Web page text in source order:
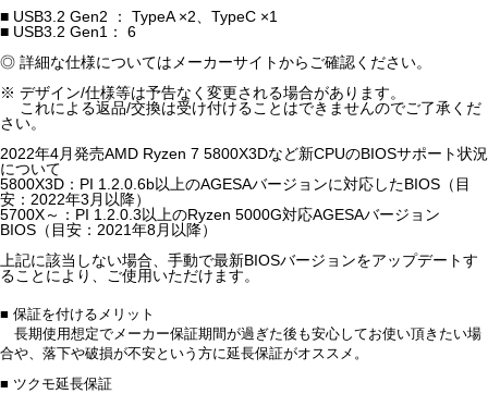
■ USB3.2 Gen2 ： TypeA ×2、TypeC ×1
■ USB3.2 Gen1： 6
◎ 詳細な仕様についてはメーカーサイトからご確認ください。
※ デザイン/仕様等は予告なく変更される場合があります。
これによる返品/交換は受け付けることはできませんのでご了承くだ
さい。
2022年4月発売AMD Ryzen 7 5800X3Dなど新CPUのBIOSサポート状況
について
5800X3D：PI 1.2.0.6b以上のAGESAバージョンに対応したBIOS（目
安：2022年3月以降）
5700X～：PI 1.2.0.3以上のRyzen 5000G対応AGESAバージョン
BIOS（目安：2021年8月以降）
上記に該当しない場合、手動で最新BIOSバージョンをアップデートす
ることにより、ご使用いただけます。
■ 保証を付けるメリット
長期使用想定でメーカー保証期間が過ぎた後も安心してお使い頂きたい場
合や、落下や破損が不安という方に延長保証がオススメ。
■ ツクモ延長保証